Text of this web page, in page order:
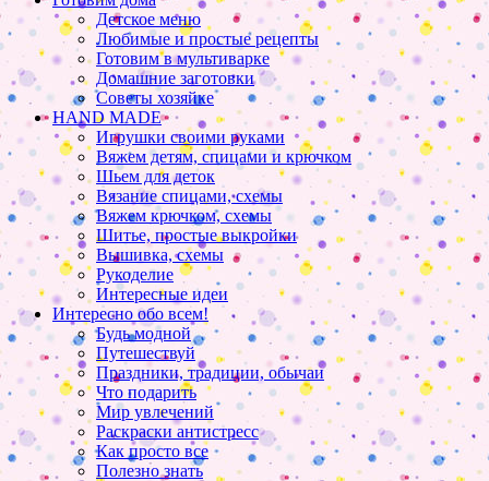
Детское меню
Любимые и простые рецепты
Готовим в мультиварке
Домашние заготовки
Советы хозяйке
HAND MADE
Игрушки своими руками
Вяжем детям, спицами и крючком
Шьем для деток
Вязание спицами, схемы
Вяжем крючком, схемы
Шитье, простые выкройки
Вышивка, схемы
Рукоделие
Интересные идеи
Интересно обо всем!
Будь модной
Путешествуй
Праздники, традиции, обычаи
Что подарить
Мир увлечений
Раскраски антистресс
Как просто все
Полезно знать